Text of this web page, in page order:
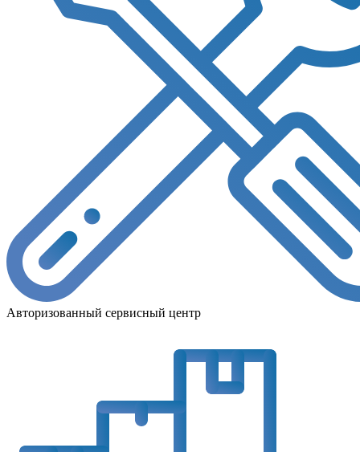
Авторизованный сервисный центр